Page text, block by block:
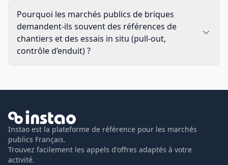
Pourquoi les marchés publics de briques
demandent-ils souvent des références de
chantiers et des essais in situ (pull-out,
contrôle d’enduit) ?
Instao est la plateforme de référence pour les marchés
publics Français.
Trouvez facilement les appels d'offres adaptés à votre
activité.